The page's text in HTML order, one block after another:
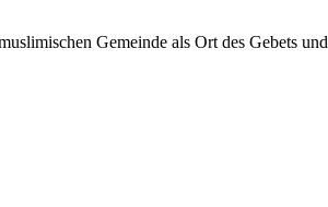
Gemeinde als Ort des Gebets